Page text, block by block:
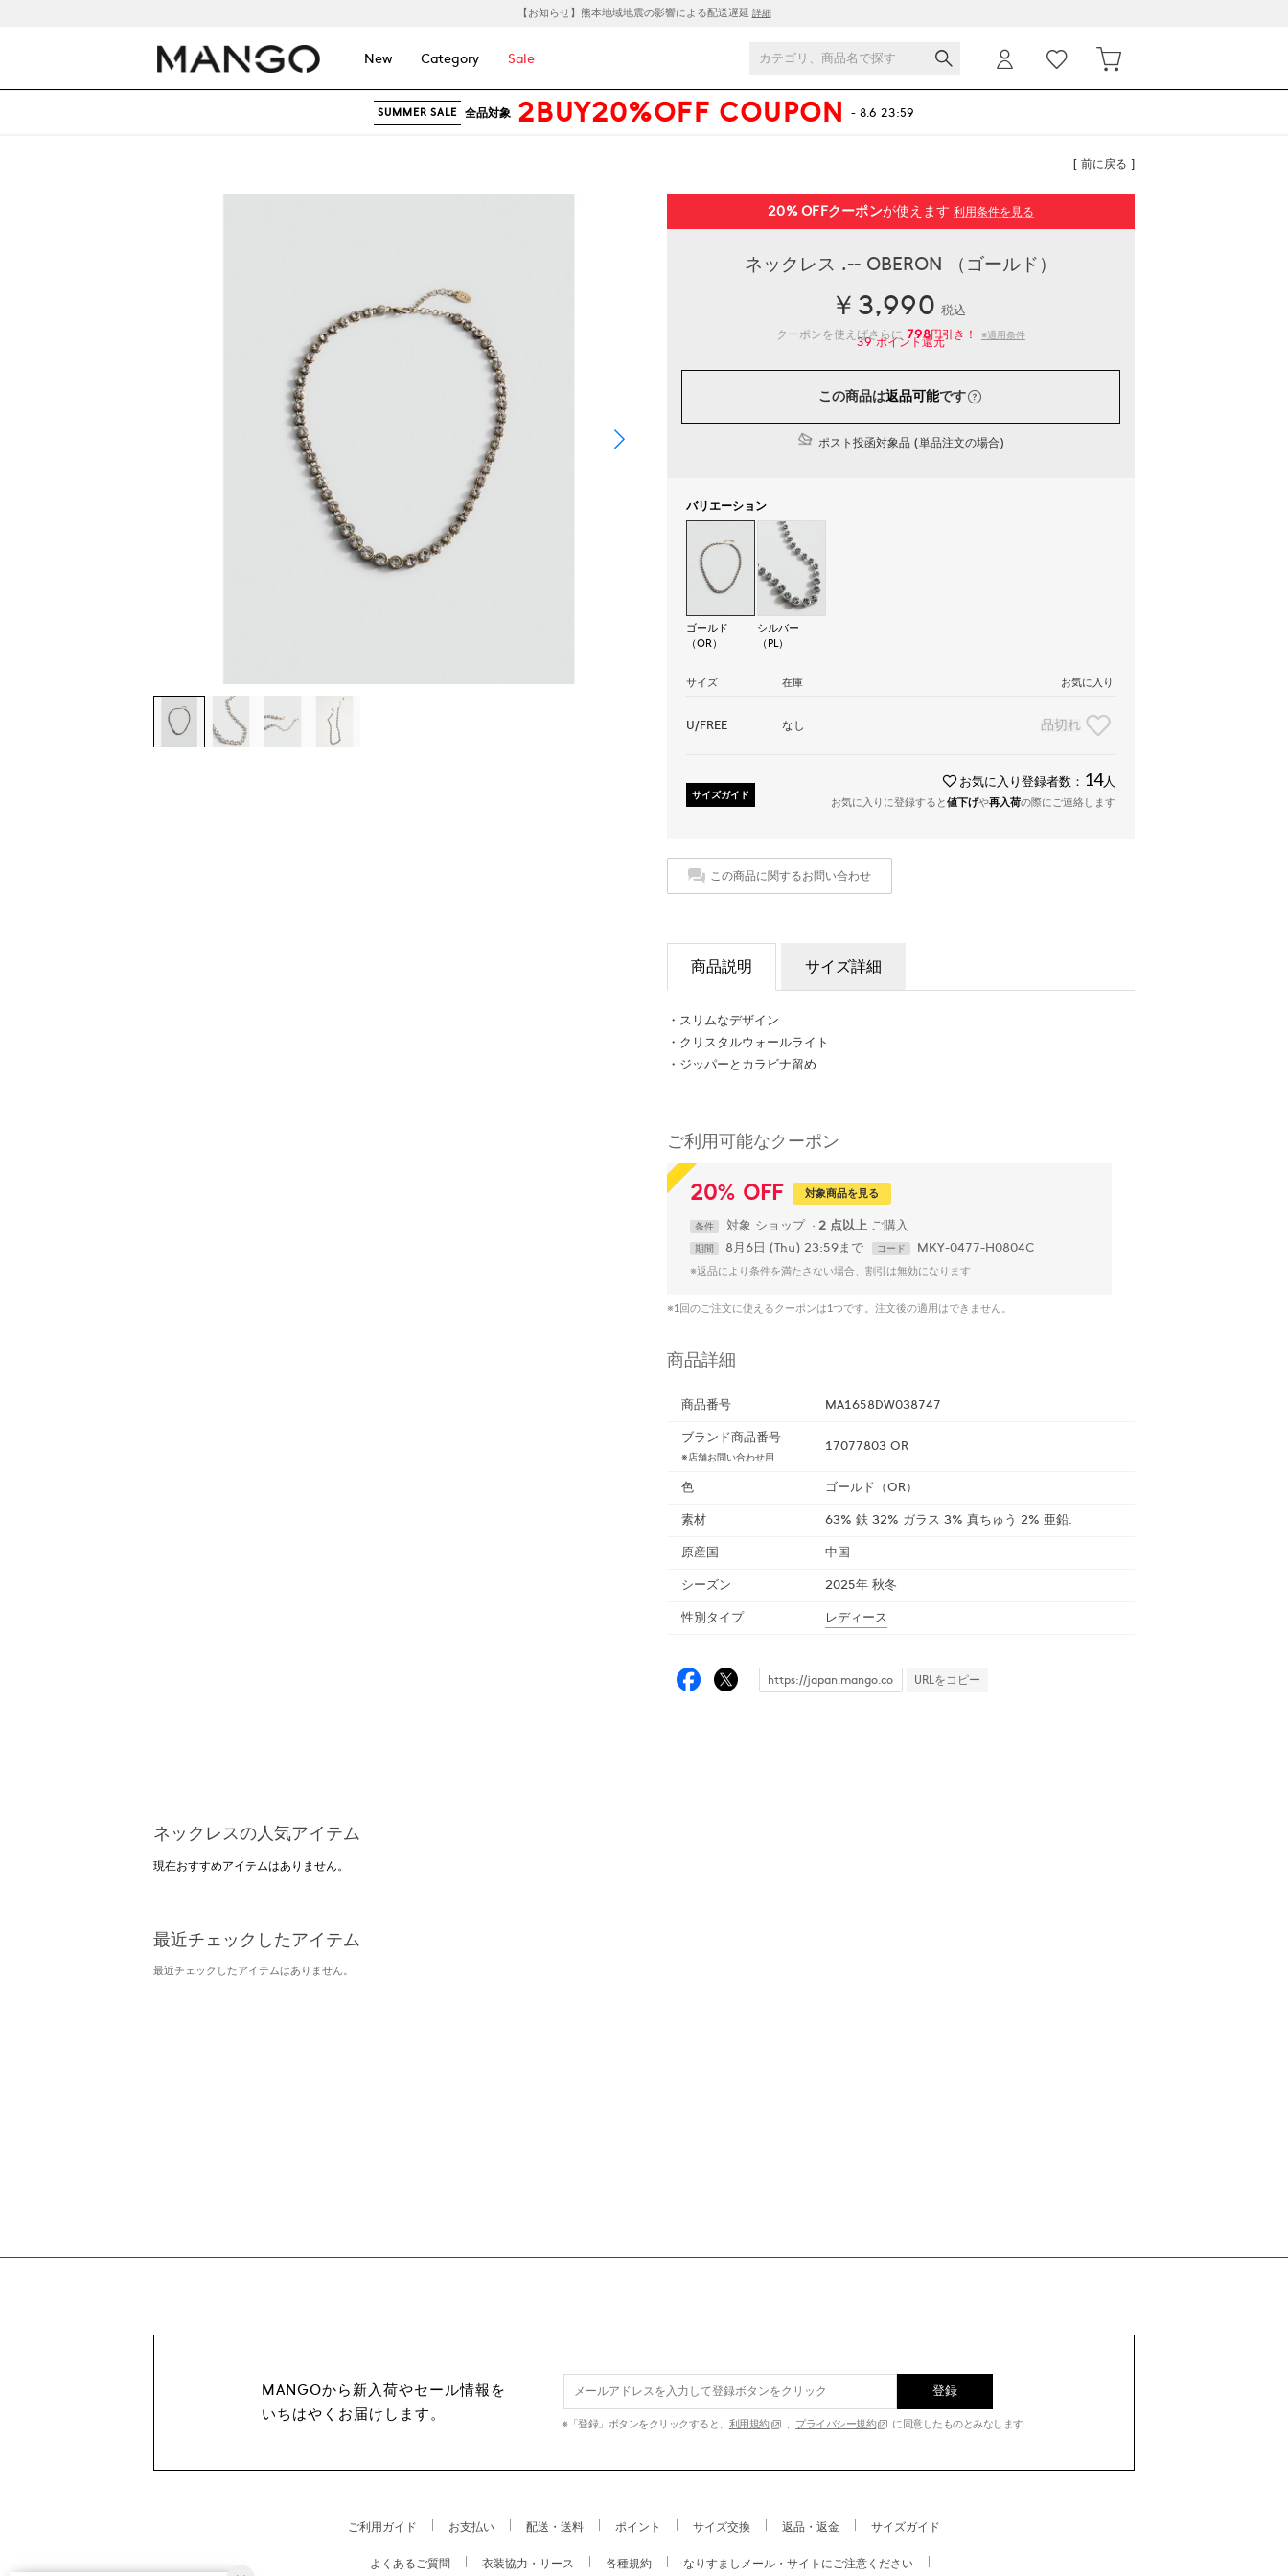
【お知らせ】熊本地域地震の影響による配送遅延 詳細
New Category Sale
SUMMER SALE 全品対象 2BUY20%OFF COUPON - 8.6 23:59
[ 前に戻る ]
20% OFFクーポンが使えます 利用条件を見る
ネックレス .-- OBERON （ゴールド）
￥3,990 税込
クーポンを使えばさらに798円引き！ ※適用条件
39ポイント還元
この商品は返品可能です
ポスト投函対象品 (単品注文の場合)
バリエーション
ゴールド
（OR）
シルバー
（PL）
サイズ 在庫 お気に入り
U/FREE なし 品切れ
サイズガイド
お気に入り登録者数： 14人
お気に入りに登録すると値下げや再入荷の際にご連絡します
この商品に関するお問い合わせ
商品説明 サイズ詳細
・スリムなデザイン
・クリスタルウォールライト
・ジッパーとカラビナ留め
ご利用可能なクーポン
20% OFF 対象商品を見る
条件 対象 ショップ 2 点以上
期間 8月6日 (Thu) 23:59まで コード MKY-0477-H0804C
※返品により条件を満たさない場合、割引は無効になります
※1回のご注文に使えるクーポンは1つです。注文後の適用はできません。
商品詳細
商品番号
MA1658DW038747
ブランド商品番号
※店舗お問い合わせ用
17077803 OR
色
ゴールド（OR）
素材
63% 鉄 32% ガラス 3% 真ちゅう 2% 亜鉛.
原産国
中国
シーズン
2025年 秋冬
性別タイプ
レディース
URLをコピー
ネックレスの人気アイテム
現在おすすめアイテムはありません。
最近チェックしたアイテム
最近チェックしたアイテムはありません。
MANGOから新入荷やセール情報を
いちはやくお届けします。
登録
※「登録」ボタンをクリックすると、 利用規約 、 プライバシー規約 に同意したものとみなします
ご利用ガイド お支払い 配送・送料 ポイント サイズ交換 返品・返金 サイズガイド
よくあるご質問 衣装協力・リース 各種規約 なりすましメール・サイトにご注意ください